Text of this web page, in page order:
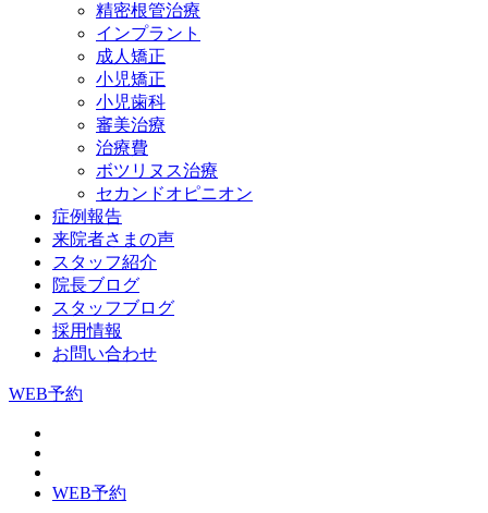
精密根管治療
インプラント
成人矯正
小児矯正
小児歯科
審美治療
治療費
ボツリヌス治療
セカンドオピニオン
症例報告
来院者さまの声
スタッフ紹介
院長ブログ
スタッフブログ
採用情報
お問い合わせ
WEB予約
WEB予約